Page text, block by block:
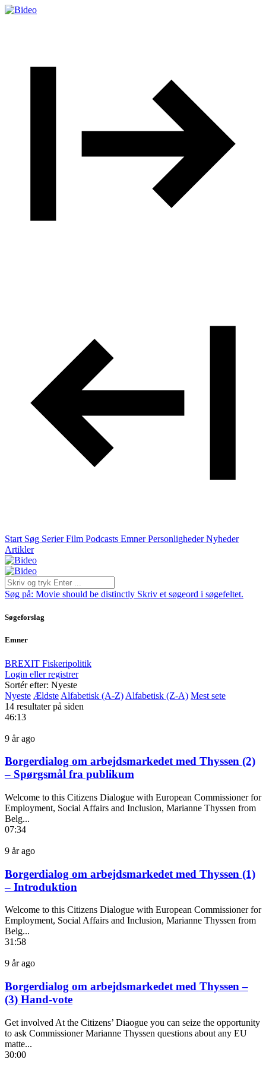
Start Søg Serier Film Podcasts Emner Personligheder Nyheder
Artikler
Søg på: Movie should be distinctly Skriv et søgeord i søgefeltet.
Søgeforslag
Emner
BREXIT Fiskeripolitik
Login eller registrer
Sortér efter: Nyeste
Nyeste Ældste Alfabetisk (A-Z) Alfabetisk (Z-A) Mest sete
14 resultater på siden
46:13
9 år ago
Borgerdialog om arbejdsmarkedet med Thyssen (2)
– Spørgsmål fra publikum
Welcome to this Citizens Dialogue with European Commissioner for
Employment, Social Affairs and Inclusion, Marianne Thyssen from
Belg...
07:34
9 år ago
Borgerdialog om arbejdsmarkedet med Thyssen (1)
– Introduktion
Welcome to this Citizens Dialogue with European Commissioner for
Employment, Social Affairs and Inclusion, Marianne Thyssen from
Belg...
31:58
9 år ago
Borgerdialog om arbejdsmarkedet med Thyssen –
(3) Hand-vote
Get involved At the Citizens’ Diaogue you can seize the opportunity
to ask Commissioner Marianne Thyssen questions about any EU
matte...
30:00